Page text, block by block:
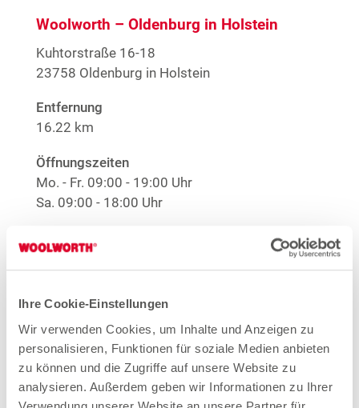
Ihre Cookie-Einstellungen
Wir verwenden Cookies, um Inhalte und Anzeigen zu
personalisieren, Funktionen für soziale Medien anbieten
zu können und die Zugriffe auf unsere Website zu
analysieren. Außerdem geben wir Informationen zu Ihrer
Woolworth – Oldenburg in Holstein
Kuhtorstraße 16-18
23758 Oldenburg in Holstein
Entfernung
16.22 km
Öffnungszeiten
Mo. - Fr. 09:00 - 19:00 Uhr
Sa. 09:00 - 18:00 Uhr
EMYO Getränke
Große Größen Damenwäsche Anime T-Shirts
Nur solange der Vorrat reicht.
Mehr Informationen